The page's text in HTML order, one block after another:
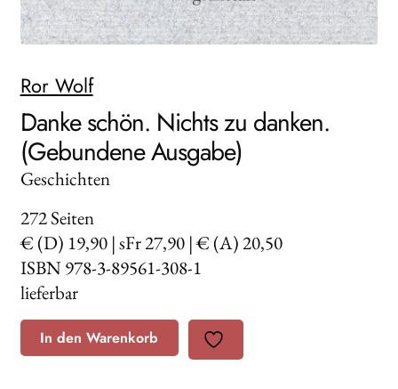
Ror Wolf
Danke schön. Nichts zu danken.
(Gebundene Ausgabe)
Geschichten
272Seiten
€ (D) 19,90 | sFr 27,90 | € (A) 20,50
ISBN 978-3-89561-308-1
lieferbar
In den Warenkorb